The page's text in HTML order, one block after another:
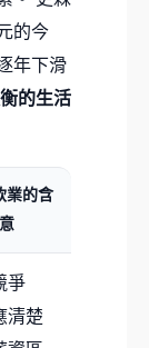
的今
年下滑
的生活
業的含
意
爭
清楚